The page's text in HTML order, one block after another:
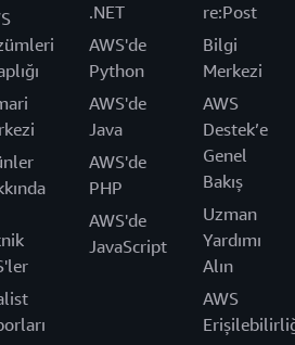
.NET
AWS'de
Python
AWS'de
Java
AWS'de
PHP
AWS'de
JavaScript
re:Post
Bilgi
Merkezi
AWS
Destek’e
Genel
Bakış
Uzman
Yardımı
Alın
AWS